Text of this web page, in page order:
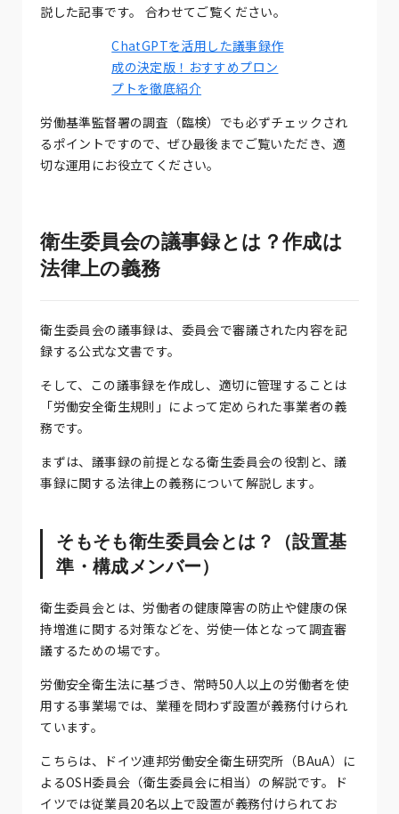
説した記事です。 合わせてご覧ください。
ChatGPTを活用した議事録作
成の決定版！おすすめプロン
プトを徹底紹介
労働基準監督署の調査（臨検）でも必ずチェックされ
るポイントですので、ぜひ最後までご覧いただき、適
切な運用にお役立てください。
衛生委員会の議事録とは？作成は
法律上の義務
衛生委員会の議事録は、委員会で審議された内容を記
録する公式な文書です。
そして、この議事録を作成し、適切に管理することは
「労働安全衛生規則」によって定められた事業者の義
務です。
まずは、議事録の前提となる衛生委員会の役割と、議
事録に関する法律上の義務について解説します。
そもそも衛生委員会とは？（設置基
準・構成メンバー）
衛生委員会とは、労働者の健康障害の防止や健康の保
持増進に関する対策などを、労使一体となって調査審
議するための場です。
労働安全衛生法に基づき、常時50人以上の労働者を使
用する事業場では、業種を問わず設置が義務付けられ
ています。
こちらは、ドイツ連邦労働安全衛生研究所（BAuA）に
よるOSH委員会（衛生委員会に相当）の解説です。ド
イツでは従業員20名以上で設置が義務付けられてお